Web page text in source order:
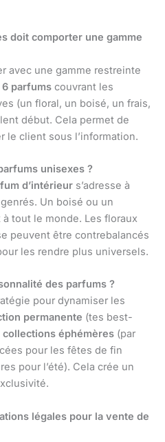
doit comporter une gamme
avec une gamme restreinte
parfums couvrant les
(un floral, un boisé, un frais,
début. Cela permet de
le client sous l’information.
unisexes ?
d’intérieur s’adresse à
Un boisé ou un
tout le monde. Les floraux
peuvent être contrebalancés
les rendre plus universels.
des parfums ?
pour dynamiser les
permanente (tes best-
collections éphémères (par
pour les fêtes de fin
pour l’été). Cela crée un
légales pour la vente de